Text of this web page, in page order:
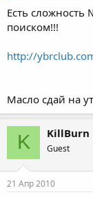
Есть сложность
поиском!!!
http://
Масло сдай на
K KillBurn
Guest
21 Апр 2010